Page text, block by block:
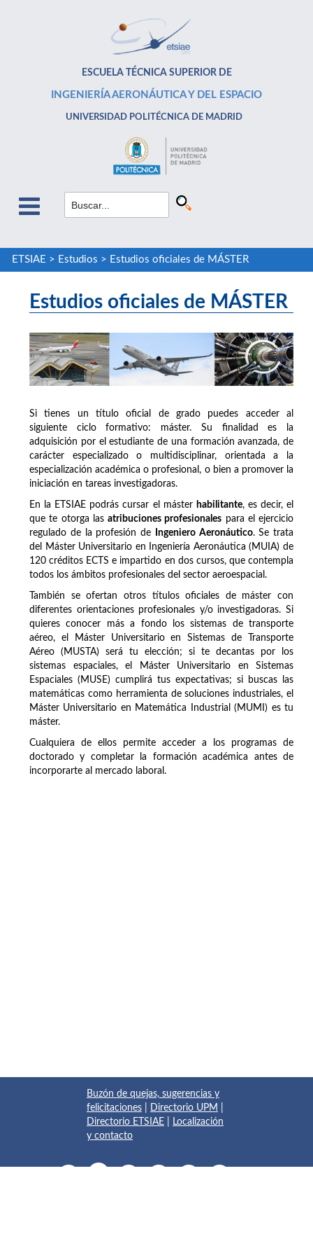
ESCUELA TÉCNICA SUPERIOR DE
INGENIERÍA AERONÁUTICA Y DEL ESPACIO
UNIVERSIDAD POLITÉCNICA DE MADRID
ETSIAE > Estudios > Estudios oficiales de MÁSTER
Estudios oficiales de MÁSTER
Si tienes un título oficial de grado puedes acceder al
siguiente ciclo formativo: máster. Su finalidad es la
adquisición por el estudiante de una formación avanzada, de
carácter especializado o multidisciplinar, orientada a la
especialización académica o profesional, o bien a promover la
iniciación en tareas investigadoras.
En la ETSIAE podrás cursar el máster habilitante, es decir, el
que te otorga las atribuciones profesionales para el ejercicio
regulado de la profesión de
Ingeniero Aeronáutico. Se trata
del Máster Universitario en Ingeniería Aeronáutica (MUIA) de
120 créditos ECTS e impartido en dos cursos, que contempla
todos los ámbitos profesionales del sector aeroespacial.
También se ofertan otros títulos oficiales de máster con
diferentes orientaciones profesionales y/o investigadoras. Si
quieres conocer más a fondo los sistemas de transporte
aéreo, el Máster Universitario en Sistemas de Transporte
Aéreo (MUSTA) será tu elección; si te decantas por los
sistemas espaciales, el Máster Universitario en Sistemas
Espaciales (MUSE) cumplirá tus expectativas; si buscas las
matemáticas como herramienta de soluciones industriales, el
Máster Universitario en Matemática Industrial (MUMI) es tu
máster.
Cualquiera de ellos permite acceder a los programas de
doctorado y completar la formación académica antes de
incorporarte al mercado laboral.
Buzón de quejas, sugerencias y
felicitaciones
Directorio UPM
Directorio ETSIAE
Localización
y contacto